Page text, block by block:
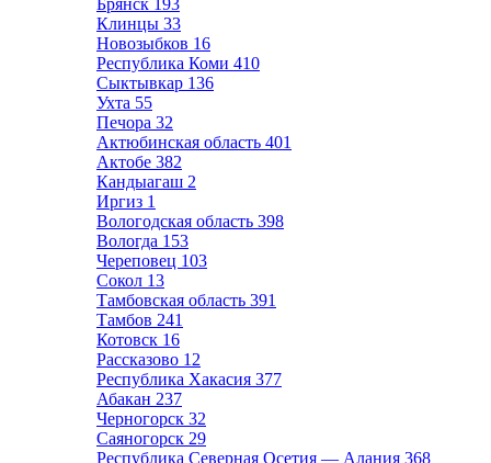
Брянск 193
Клинцы 33
Новозыбков 16
Республика Коми 410
Сыктывкар 136
Ухта 55
Печора 32
Актюбинская область 401
Актобе 382
Кандыагаш 2
Иргиз 1
Вологодская область 398
Вологда 153
Череповец 103
Сокол 13
Тамбовская область 391
Тамбов 241
Котовск 16
Рассказово 12
Республика Хакасия 377
Абакан 237
Черногорск 32
Саяногорск 29
Республика Северная Осетия — Алания 368